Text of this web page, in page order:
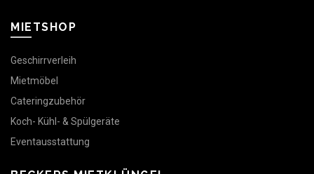
MIETSHOP
Geschirrverleih
Mietmöbel
Cateringzubehör
Koch- Kühl- & Spülgeräte
Eventausstattung